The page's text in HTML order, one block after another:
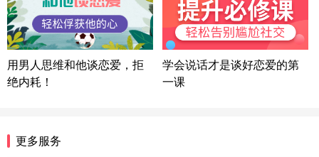
微信用户 小任性 通过此页面咨询，已获得专属情感
方案
辽宁-大连 176****2843
39分钟前
属情感方案
上海-黄浦 135****7601
用男人思维和他谈恋爱，拒
绝内耗！
学会说话才是谈好恋爱的第
一课
更多服务